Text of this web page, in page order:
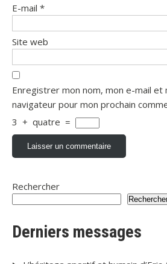
E-mail *
Site web
Enregistrer mon nom, mon e-mail et
navigateur pour mon prochain
3 + quatre =
Rechercher
Derniers messages